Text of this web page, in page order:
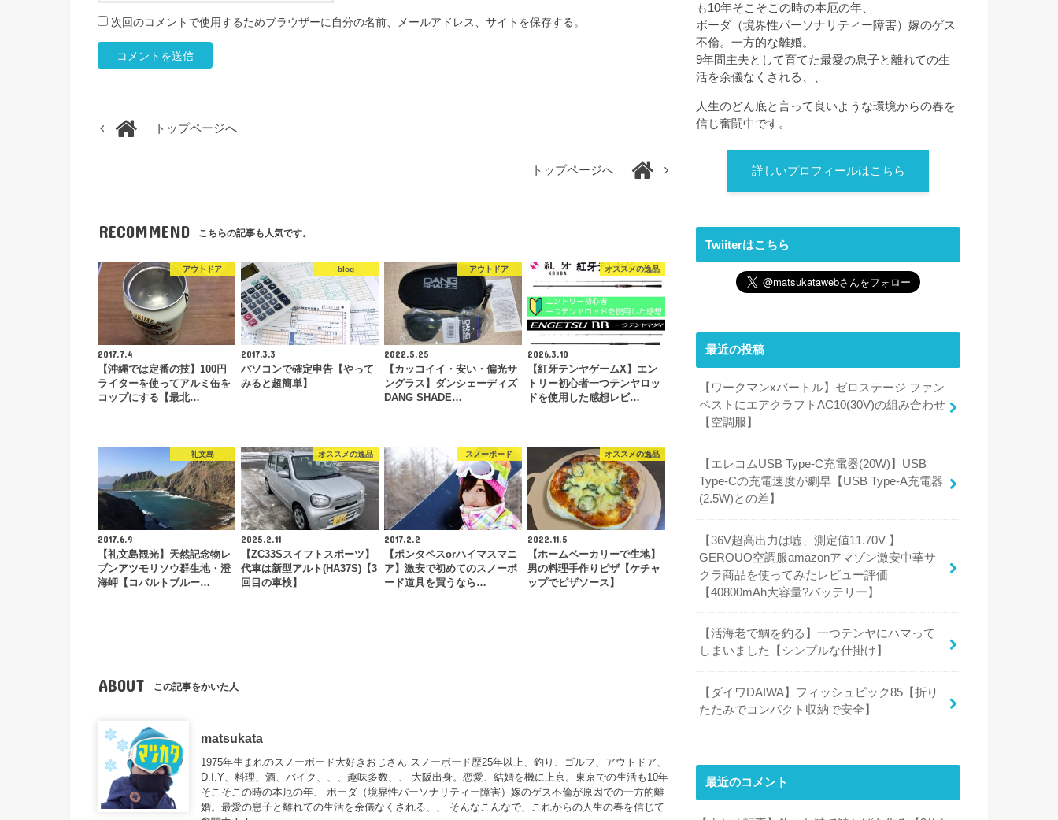
次回のコメントで使用するためブラウザーに自分の名前、メールアドレス、サイトを保存する。
トップページへ
トップページへ
RECOMMEND こちらの記事も人気です。
アウトドア
2017.7.4
【沖縄では定番の技】100円
ライターを使ってアルミ缶を
コップにする【最北…
blog
2017.3.3
パソコンで確定申告【やって
みると超簡単】
アウトドア
2022.5.25
【カッコイイ・安い・偏光サ
ングラス】ダンシェーディズ
DANG SHADE…
オススメの逸品
2026.3.10
【紅牙テンヤゲームX】エン
トリー初心者一つテンヤロッ
ドを使用した感想レビ…
礼文島
2017.6.9
【礼文島観光】天然記念物レ
ブンアツモリソウ群生地・澄
海岬【コバルトブルー…
オススメの逸品
2025.2.11
【ZC33Sスイフトスポーツ】
代車は新型アルト(HA37S)【3
回目の車検】
スノーボード
2017.2.2
【ポンタペスorハイマスマニ
ア】激安で初めてのスノーボ
ード道具を買うなら…
オススメの逸品
2022.11.5
【ホームベーカリーで生地】
男の料理手作りピザ【ケチャ
ップでピザソース】
ABOUT この記事をかいた人
matsukata
1975年生まれのスノーボード大好きおじさん スノーボード歴25年以上、釣り、ゴルフ、アウトドア、
D.I.Y、料理、酒、バイク、、、趣味多数、、 大阪出身。恋愛、結婚を機に上京。東京での生活も10年
そこそこの時の本厄の年、 ボーダ（境界性パーソナリティー障害）嫁のゲス不倫が原因での一方的離
婚。最愛の息子と離れての生活を余儀なくされる、、 そんなこんなで、これからの人生の春を信じて
も10年そこそこの時の本厄の年、
ボーダ（境界性パーソナリティー障害）嫁のゲス
不倫。一方的な離婚。
9年間主夫として育てた最愛の息子と離れての生
活を余儀なくされる、、
人生のどん底と言って良いような環境からの春を
信じ奮闘中です。
詳しいプロフィールはこちら
Twiiterはこちら
最近の投稿
【ワークマンxバートル】ゼロステージ ファン
ベストにエアクラフトAC10(30V)の組み合わせ
【空調服】
【エレコムUSB Type-C充電器(20W)】USB
Type-Cの充電速度が劇早【USB Type-A充電器
(2.5W)との差】
【36V超高出力は嘘、測定値11.70V 】
GEROUO空調服amazonアマゾン激安中華サ
クラ商品を使ってみたレビュー評価
【40800mAh大容量?バッテリー】
【活海老で鯛を釣る】一つテンヤにハマって
しまいました【シンプルな仕掛け】
【ダイワDAIWA】フィッシュピック85【折り
たたみでコンパクト収納で安全】
最近のコメント